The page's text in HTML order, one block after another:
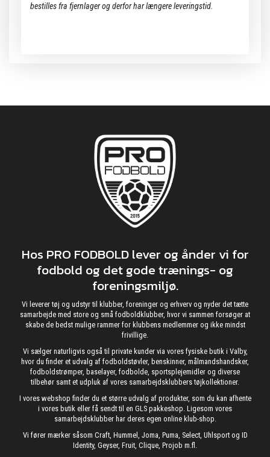
bestilles fra fjernlager og derfor har længere leveringstid.
Hos PRO FODBOLD lever og ånder vi for
fodbold og det gode trænings- og
foreningsmiljø.
Vi leverer tøj og udstyr til klubber, foreninger og erhverv og nyder det tætte
samarbejde med store og små fodboldklubber, hvor vi sammen forsøger at
skabe de bedst mulige rammer for klubbens medlemmer og ikke mindst
frivillige.
Vi sælger naturligvis også til private kunder via vores fysiske butik i Valby,
hvor du finder et udvalg af fodboldstøvler, benskinner, målmandshandsker,
fodboldstrømper, baselayer, fodbolde, sportsplejemidler og diverse
tilbehør samt et udpluk af vores samarbejdsklubbers tøjkollektioner.
I vores webshop finder du et større udvalg af produkter, som du kan afhente
i vores butik eller få sendt til en GLS pakkeshop. Ligesom vores
samarbejdsklubber har deres egen online klub-shop.
Vi fører mærker såsom Craft, Hummel, Joma, Puma, Select, Uhlsport og ID
Identity, Geyser, Fruit, Clique, Projob m.fl.